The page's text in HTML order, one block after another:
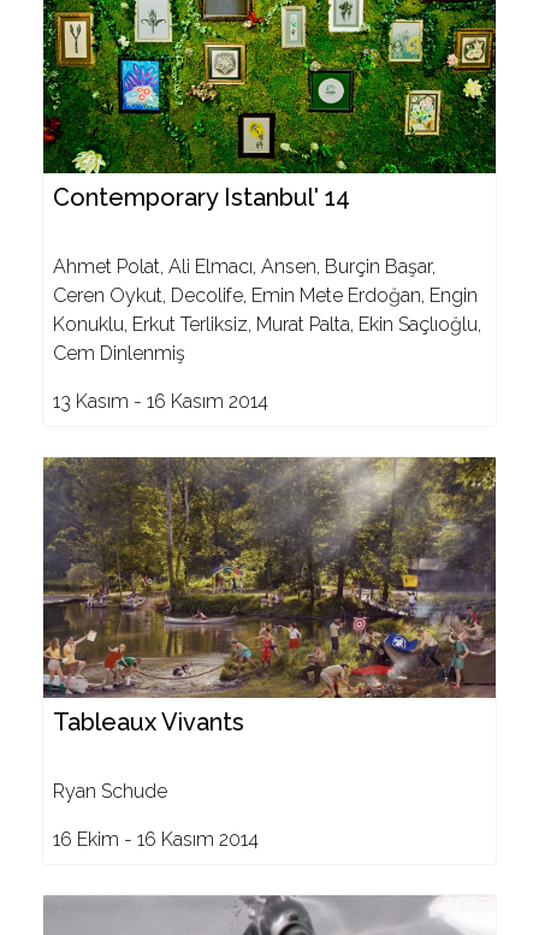
Contemporary Istanbul' 14
Ahmet Polat, Ali Elmacı, Ansen, Burçin Başar,
Ceren Oykut, Decolife, Emin Mete Erdoğan, Engin
Konuklu, Erkut Terliksiz, Murat Palta, Ekin Saçlıoğlu,
Cem Dinlenmiş
13 Kasım - 16 Kasım 2014
Tableaux Vivants
Ryan Schude
16 Ekim - 16 Kasım 2014